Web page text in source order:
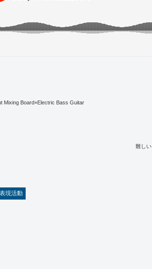
Mixing Board×Electric Bass Guitar
難しい
表現活動